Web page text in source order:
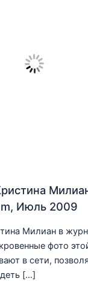
Июль 2009
Милиан в
фото
в сети,
[…]